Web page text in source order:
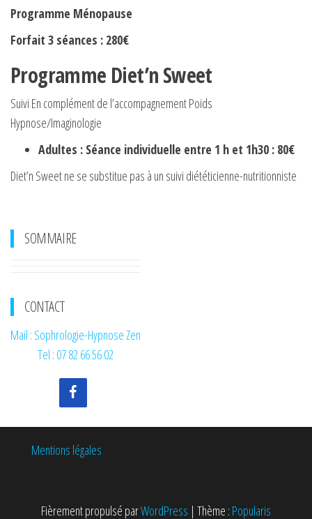
Programme Ménopause
Forfait 3 séances : 280€
Programme Diet’n Sweet
Suivi En complément de l’accompagnement Poids
Hypnose/Imaginologie
Adultes : Séance individuelle entre 1 h et 1h30 : 80€
Diet’n Sweet ne se substitue pas à un suivi diététicienne-nutritionniste
SOMMAIRE
CONTACT
Mail : Sophrologie-Hypnose Zen
Tel : 07 82 66 56 02
Mentions légales
Fièrement propulsé parWordPress | Thème : Popularis